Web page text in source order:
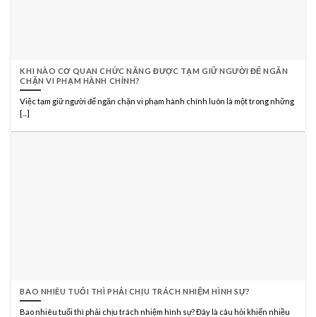
KHI NÀO CƠ QUAN CHỨC NĂNG ĐƯỢC TẠM GIỮ NGƯỜI ĐỂ NGĂN
CHẶN VI PHẠM HÀNH CHÍNH?
Việc tạm giữ người để ngăn chặn vi phạm hành chính luôn là một trong những
[...]
BAO NHIÊU TUỔI THÌ PHẢI CHỊU TRÁCH NHIỆM HÌNH SỰ?
Bao nhiêu tuổi thì phải chịu trách nhiệm hình sự? Đây là câu hỏi khiến nhiều